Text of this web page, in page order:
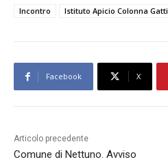
Incontro
Istituto Apicio Colonna Gatti
Facebook X
Articolo precedente
Comune di Nettuno. Avviso